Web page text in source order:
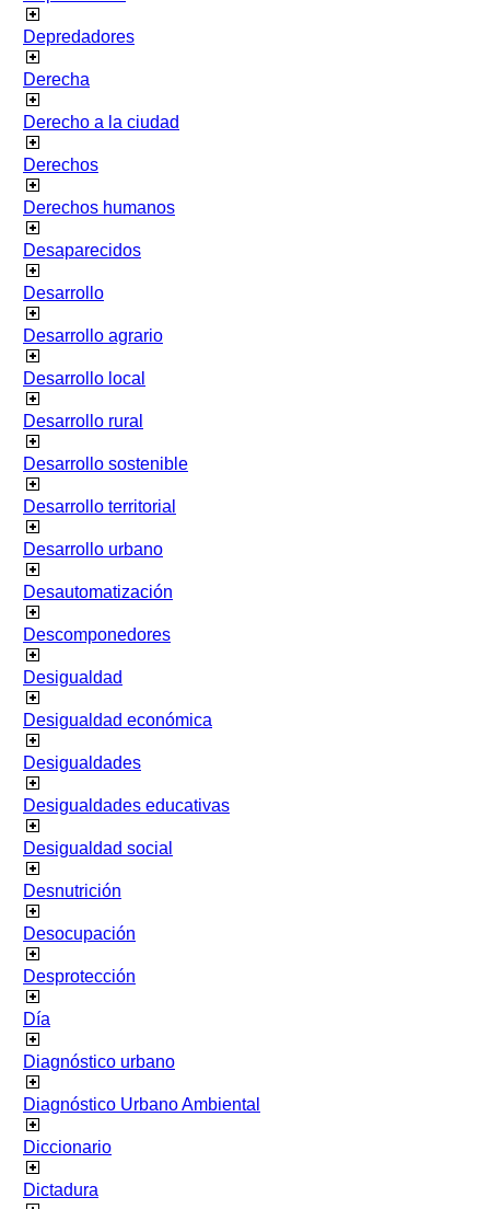
Depredadores
Derecha
Derecho a la ciudad
Derechos
Derechos humanos
Desaparecidos
Desarrollo
Desarrollo agrario
Desarrollo local
Desarrollo rural
Desarrollo sostenible
Desarrollo territorial
Desarrollo urbano
Desautomatización
Descomponedores
Desigualdad
Desigualdad económica
Desigualdades
Desigualdades educativas
Desigualdad social
Desnutrición
Desocupación
Desprotección
Día
Diagnóstico urbano
Diagnóstico Urbano Ambiental
Diccionario
Dictadura